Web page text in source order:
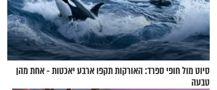
סיוט מול חופי ספרד: האורקות תקפו ארבע יאכטות - אחת מהן
טבעה